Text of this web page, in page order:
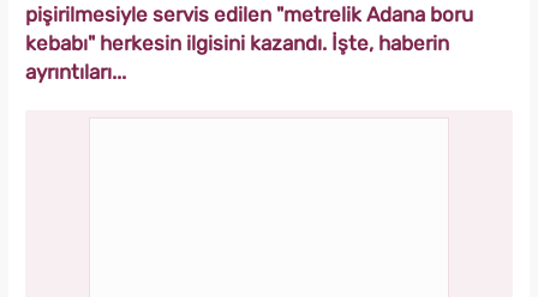
pişirilmesiyle servis edilen "metrelik Adana boru
kebabı" herkesin ilgisini kazandı. İşte, haberin
ayrıntıları...